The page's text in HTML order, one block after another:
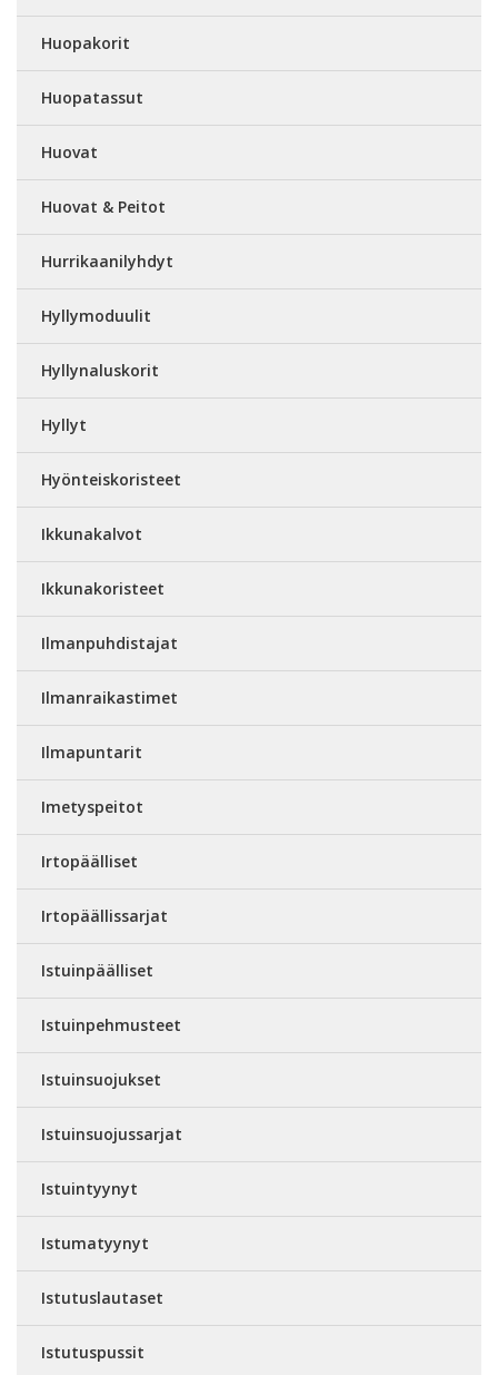
Huopakorit
Huopatassut
Huovat
Huovat & Peitot
Hurrikaanilyhdyt
Hyllymoduulit
Hyllynaluskorit
Hyllyt
Hyönteiskoristeet
Ikkunakalvot
Ikkunakoristeet
Ilmanpuhdistajat
Ilmanraikastimet
Ilmapuntarit
Imetyspeitot
Irtopäälliset
Irtopäällissarjat
Istuinpäälliset
Istuinpehmusteet
Istuinsuojukset
Istuinsuojussarjat
Istuintyynyt
Istumatyynyt
Istutuslautaset
Istutuspussit